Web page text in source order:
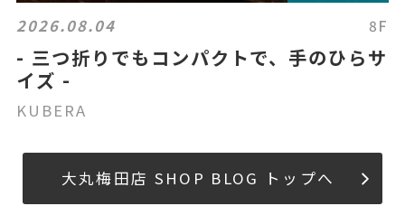
2026.08.04 8F
- 三つ折りでもコンパクトで、手のひらサ
イズ -
KUBERA
大丸梅田店 SHOP BLOG トップへ